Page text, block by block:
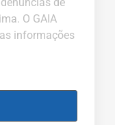
de
O GAIA
informações